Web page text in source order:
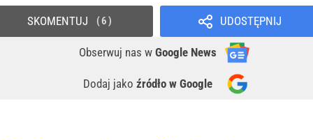
UDOSTĘPNIJ
Obserwuj nas w Google News
Dodaj jako źródło w Google
SKOMENTUJ 6